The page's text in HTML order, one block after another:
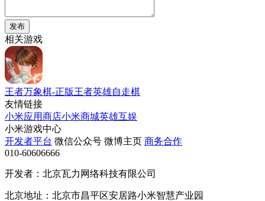
发布
相关游戏
王者万象棋-正版王者英雄自走棋
友情链接
小米应用商店小米商城英雄互娱
小米游戏中心
开发者平台 微信公众号 微博主页 商务合作
010-60606666
开发者：北京瓦力网络科技有限公司
北京地址：北京市昌平区安居路小米智慧产业园